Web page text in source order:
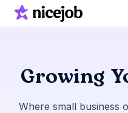
Growing
Where small business